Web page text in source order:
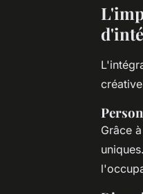
Grâce